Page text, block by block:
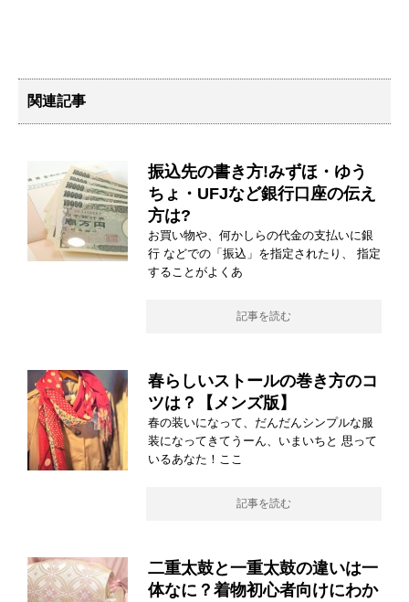
関連記事
振込先の書き方!みずほ・ゆう
ちょ・UFJなど銀行口座の伝え
方は?
お買い物や、何かしらの代金の支払いに銀
行 などでの「振込」を指定されたり、 指定
することがよくあ
記事を読む
春らしいストールの巻き方のコ
ツは？【メンズ版】
春の装いになって、だんだんシンプルな服
装になってきてうーん、いまいちと 思って
いるあなた！ここ
記事を読む
二重太鼓と一重太鼓の違いは一
体なに？着物初心者向けにわか